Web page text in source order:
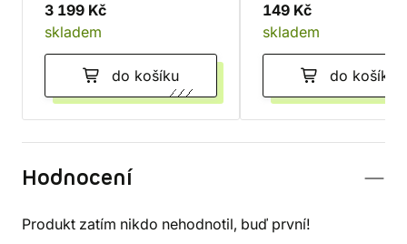
3 199 Kč
skladem
do košíku
149 Kč
skladem
do košíku
Hodnocení
Produkt zatím nikdo nehodnotil, buď první!